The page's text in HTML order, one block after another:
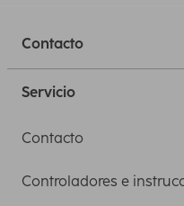
Contacto
Servicio
Contacto
Controladores e